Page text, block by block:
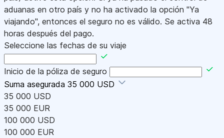
aduanas en otro país y no ha activado la opción "Ya
viajando", entonces el seguro no es válido. Se activa 48
horas después del pago.
Seleccione las fechas de su viaje
Inicio de la póliza de seguro
Suma asegurada 35 000 USD
35 000 USD
35 000 EUR
100 000 USD
100 000 EUR